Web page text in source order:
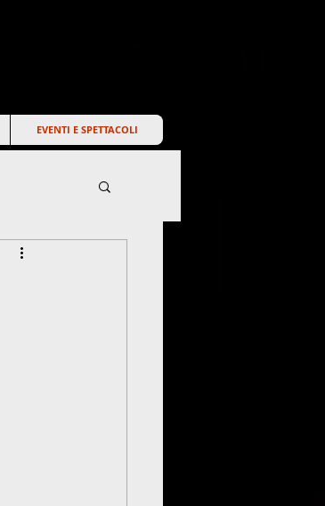
EVENTI E SPETTACOLI